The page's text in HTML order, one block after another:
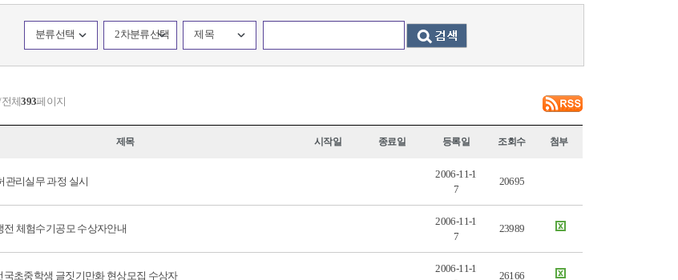
분류선택 2차분류선택 제목
체393페이지
제목 시작일 종료일 등록일 조회수 첨부
관리실무 과정 실시
2006-11-1
7
20695
전 체험수기공모 수상자안내
2006-11-1
7
23989
국초중학생 글짓기만화 현상모집 수상자
2006-11-1
26166